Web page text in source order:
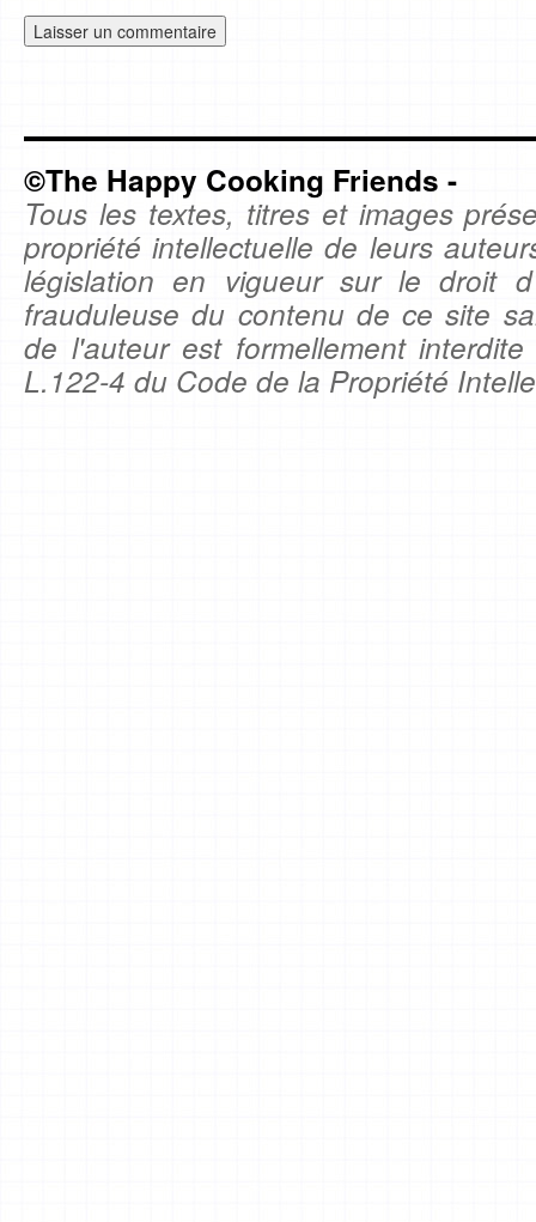
©The Happy Cooking Friends -
Tous les textes, titres et images
propriété intellectuelle de leurs
législation en vigueur sur le droit
frauduleuse du contenu de ce site
de l'auteur est formellement
L.122-4 du Code de la Propriété